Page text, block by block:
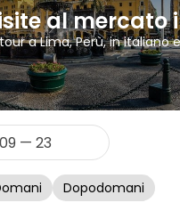
al mercato
a Lima, Perù, in italiano
Dopodomani